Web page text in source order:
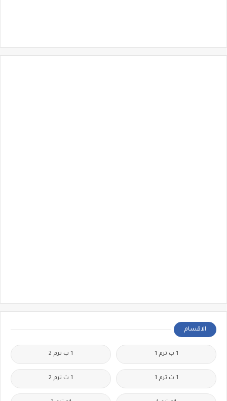
الاقسام
1 ب ترم 1 1 ب ترم 2
1 ث ترم 1 1 ث ترم 2